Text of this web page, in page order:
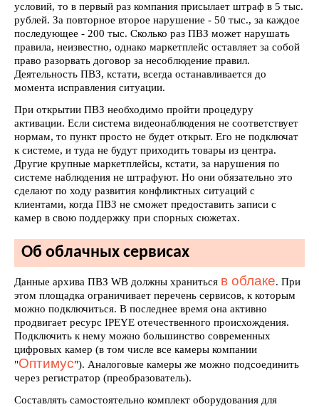
условий, то в первый раз компания присылает штраф в 5 тыс.
рублей. За повторное второе нарушение - 50 тыс., за каждое
последующее - 200 тыс. Сколько раз ПВЗ может нарушать
правила, неизвестно, однако маркетплейс оставляет за собой
право разорвать договор за несоблюдение правил.
Деятельность ПВЗ, кстати, всегда останавливается до
момента исправления ситуации.
При открытии ПВЗ необходимо пройти процедуру
активации. Если система видеонаблюдения не соответствует
нормам, то пункт просто не будет открыт. Его не подключат
к системе, и туда не будут приходить товары из центра.
Другие крупные маркетплейсы, кстати, за нарушения по
системе наблюдения не штрафуют. Но они обязательно это
сделают по ходу развития конфликтных ситуаций с
клиентами, когда ПВЗ не сможет предоставить записи с
камер в свою поддержку при спорных сюжетах.
Об облачных сервисах
Данные архива ПВЗ WB должны храниться в облаке. При
этом площадка ограничивает перечень сервисов, к которым
можно подключиться. В последнее время она активно
продвигает ресурс IPEYE отечественного происхождения.
Подключить к нему можно большинство современных
цифровых камер (в том числе все камеры компании
"Оптимус"). Аналоговые камеры же можно подсоединить
через регистратор (преобразователь).
Составлять самостоятельно комплект оборудования для